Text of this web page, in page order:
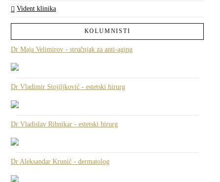
Vident klinika
KOLUMNISTI
Dr Maja Velimirov - stručnjak za anti-aging
Dr Vladimir Stojiljković - estetski hirurg
Dr Vladislav Ribnikar - estetski hirurg
Dr Aleksandar Krunić - dermatolog